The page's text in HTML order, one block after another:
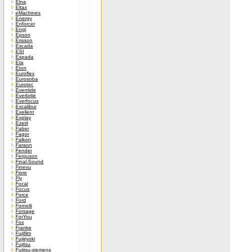
Elna
Eltax
eMachines
Energy
Enforcer
Engl
Epson
Erisson
Escada
ESI
Espada
Eta
Eton
Euroflex
Eurosoba
Eurotec
Eventide
Everbrite
Everfocus
Excalibur
Exellent
Explay
Ezetil
Faber
Fagor
Falkon
Faraon
Fender
Ferguson
Final-Sound
Finevu
Fiore
Fly
Focal
Focus
Force
Ford
Fornelli
Forsage
ForYou
Fox
Franke
Fujifilm
Fujiiryoki
Fujitsu
Fujitsu-siemens